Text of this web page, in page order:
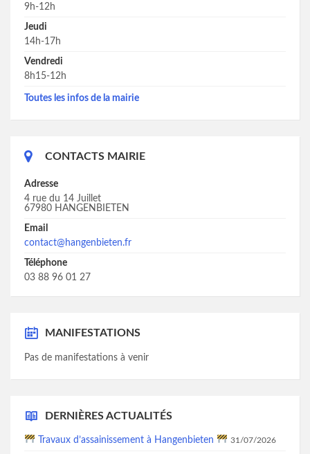
9h-12h
Jeudi
14h-17h
Vendredi
8h15-12h
Toutes les infos de la mairie
CONTACTS MAIRIE
Adresse
4 rue du 14 Juillet
67980 HANGENBIETEN
Email
contact@hangenbieten.fr
Téléphone
03 88 96 01 27
MANIFESTATIONS
Pas de manifestations à venir
DERNIÈRES ACTUALITÉS
Travaux d’assainissement à Hangenbieten 31/07/2026